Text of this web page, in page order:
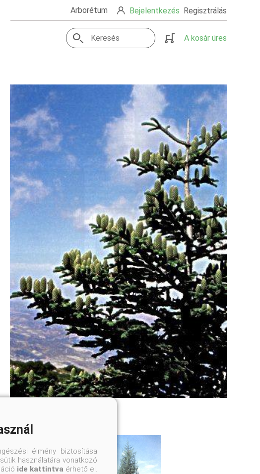
Arborétum Bejelentkezés Regisztrálás
A kosár üres
élmény biztosítása
használatára vonatkozó
ide kattintva érhető el.